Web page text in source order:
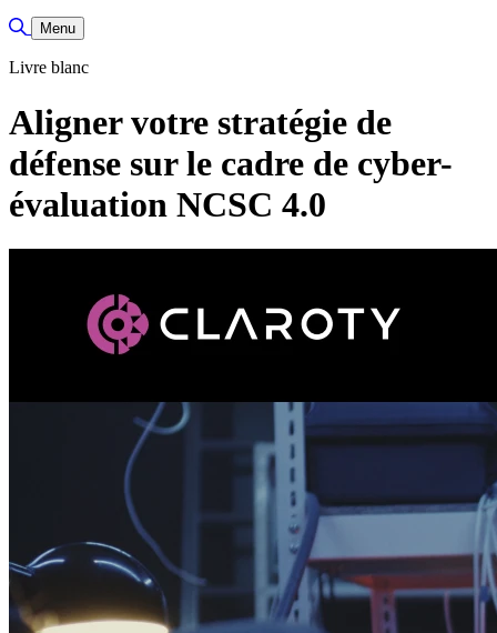
Basculer la recherche
Menu
Livre blanc
Aligner votre stratégie de
défense sur le cadre de cyber-
évaluation NCSC 4.0